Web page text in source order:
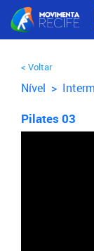
< Voltar
Nível >
Pilates 03